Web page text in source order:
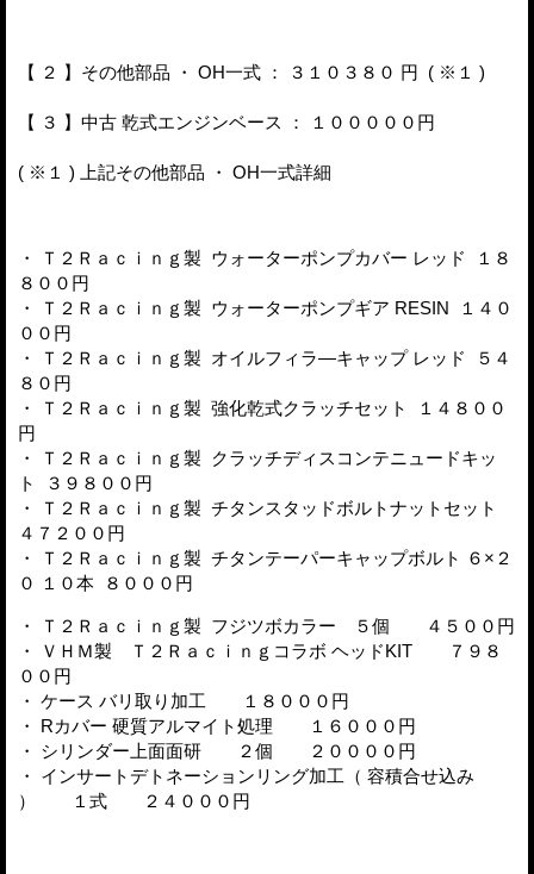
【 ２ 】その他部品 ・ OH一式 ： ３１０３８０ 円 ( ※１ )
【 ３ 】中古 乾式エンジンベース ： １０００００円
( ※１ ) 上記その他部品 ・ OH一式詳細
・ Ｔ２Ｒａｃｉｎｇ製 ウォーターポンプカバー レッド １８
８００円
・ Ｔ２Ｒａｃｉｎｇ製 ウォーターポンプギア RESIN １４０
００円
・ Ｔ２Ｒａｃｉｎｇ製 オイルフィラ―キャップ レッド ５４
８０円
・ Ｔ２Ｒａｃｉｎｇ製 強化乾式クラッチセット １４８００
円
・ Ｔ２Ｒａｃｉｎｇ製 クラッチディスコンテニュードキッ
ト ３９８００円
・ Ｔ２Ｒａｃｉｎｇ製 チタンスタッドボルトナットセット
４７２００円
・ Ｔ２Ｒａｃｉｎｇ製 チタンテーパーキャップボルト ６×２
０ １０本 ８０００円
・ Ｔ２Ｒａｃｉｎｇ製 フジツボカラー ５個 ４５００円
・ ＶＨＭ製 Ｔ２Ｒａｃｉｎｇコラボ ヘッドKIT ７９８
００円
・ ケース バリ取り加工 １８０００円
・ Rカバー 硬質アルマイト処理 １６０００円
・ シリンダー上面面研 ２個 ２００００円
・ インサートデトネーションリング加工（ 容積合せ込み
） １式 ２４０００円